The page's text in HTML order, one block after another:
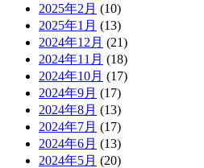
2025年2月 (10)
2025年1月 (13)
2024年12月 (21)
2024年11月 (18)
2024年10月 (17)
2024年9月 (17)
2024年8月 (13)
2024年7月 (17)
2024年6月 (13)
2024年5月 (20)